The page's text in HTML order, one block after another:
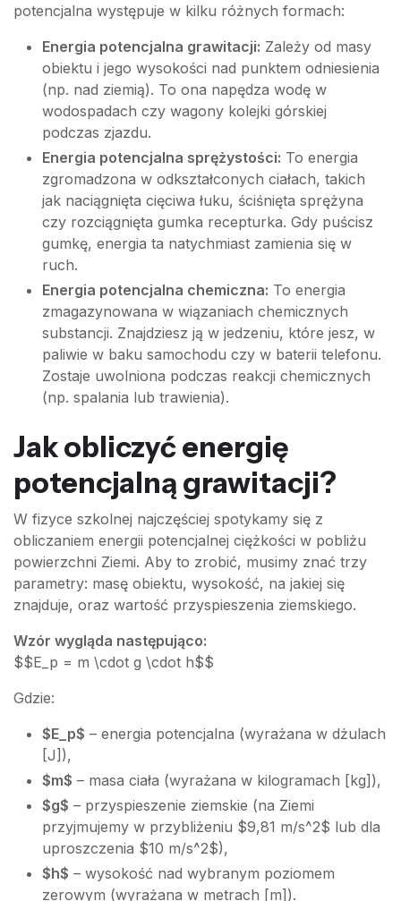
potencjalna występuje w kilku różnych formach:
Energia potencjalna grawitacji: Zależy od masy
obiektu i jego wysokości nad punktem odniesienia
(np. nad ziemią). To ona napędza wodę w
wodospadach czy wagony kolejki górskiej
podczas zjazdu.
Energia potencjalna sprężystości: To energia
zgromadzona w odkształconych ciałach, takich
jak naciągnięta cięciwa łuku, ściśnięta sprężyna
czy rozciągnięta gumka recepturka. Gdy puścisz
gumkę, energia ta natychmiast zamienia się w
ruch.
Energia potencjalna chemiczna: To energia
zmagazynowana w wiązaniach chemicznych
substancji. Znajdziesz ją w jedzeniu, które jesz, w
paliwie w baku samochodu czy w baterii telefonu.
Zostaje uwolniona podczas reakcji chemicznych
(np. spalania lub trawienia).
Jak obliczyć energię
potencjalną grawitacji?
W fizyce szkolnej najczęściej spotykamy się z
obliczaniem energii potencjalnej ciężkości w pobliżu
powierzchni Ziemi. Aby to zrobić, musimy znać trzy
parametry: masę obiektu, wysokość, na jakiej się
znajduje, oraz wartość przyspieszenia ziemskiego.
Wzór wygląda następująco:
$$E_p = m \cdot g \cdot h$$
Gdzie:
$E_p$ – energia potencjalna (wyrażana w dżulach
[J]),
$m$ – masa ciała (wyrażana w kilogramach [kg]),
$g$ – przyspieszenie ziemskie (na Ziemi
przyjmujemy w przybliżeniu $9,81 m/s^2$ lub dla
uproszczenia $10 m/s^2$),
$h$ – wysokość nad wybranym poziomem
zerowym (wyrażana w metrach [m]).